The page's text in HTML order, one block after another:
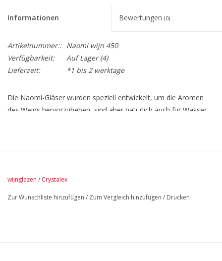
Informationen Bewertungen (0)
Artikelnummer:: Naomi wijn 450
Verfügbarkeit:
Auf Lager(4)
Lieferzeit:
*1 bis 2 werktage
Die Naomi-Gläser wurden speziell entwickelt, um die Aromen
des Weins hervorzuheben, sind aber natürlich auch für Wasser
wijnglazen / Crystalex
Zur Wunschliste hinzufügen / Zum Vergleich hinzufügen / Drucken